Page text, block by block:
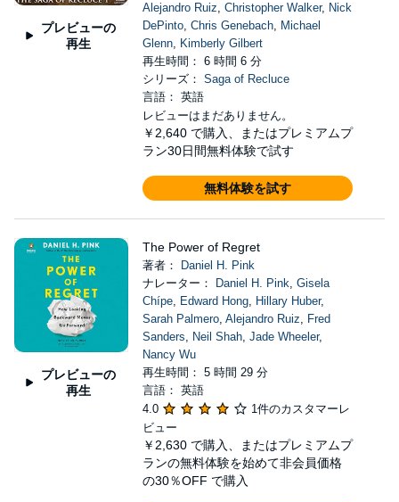
プレビューの
再生
Alejandro Ruiz, Christopher Walker, Nick
DePinto, Chris Genebach, Michael
Glenn, Kimberly Gilbert
再生時間： 6 時間 6 分
シリーズ： Saga of Recluce
言語： 英語
レビューはまだありません。
￥2,640 で購入、またはプレミアムプ
ラン30日間無料体験で試す
無料体験を試す
プレビューの
再生
The Power of Regret
著者：
Daniel H. Pink
ナレーター：
Daniel H. Pink, Gisela
Chípe, Edward Hong, Hillary Huber,
Sarah Palmero, Alejandro Ruiz, Fred
Sanders, Neil Shah, Jade Wheeler,
Nancy Wu
再生時間： 5 時間 29 分
言語： 英語
4.0
1件のカスタマーレ
ビュー
￥2,630 で購入、またはプレミアムプ
ランの無料体験を始めて非会員価格
の30％OFF で購入